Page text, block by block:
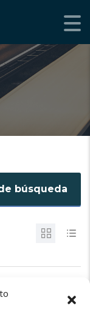
búsqueda